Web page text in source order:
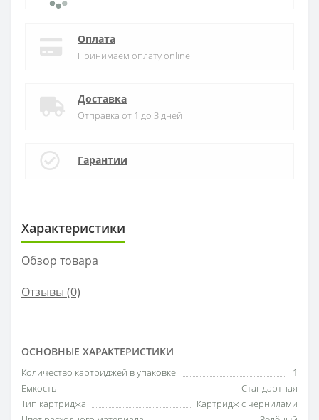
Оплата
Принимаем оплату online
Доставка
Отправка от 1 до 3 дней
Гарантии
Характеристики
Обзор товара
Отзывы (0)
ОСНОВНЫЕ ХАРАКТЕРИСТИКИ
Количество картриджей в упаковке
1
Ёмкость
Стандартная
Тип картриджа
Картридж с чернилами